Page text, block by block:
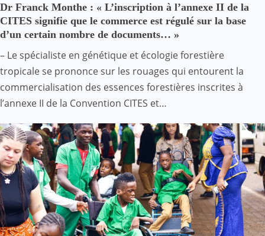
Dr Franck Monthe : « L’inscription à l’annexe II de la
CITES signifie que le commerce est régulé sur la base
d’un certain nombre de documents… »
– Le spécialiste en génétique et écologie forestière
tropicale se prononce sur les rouages qui entourent la
commercialisation des essences forestières inscrites à
l’annexe II de la Convention CITES et…